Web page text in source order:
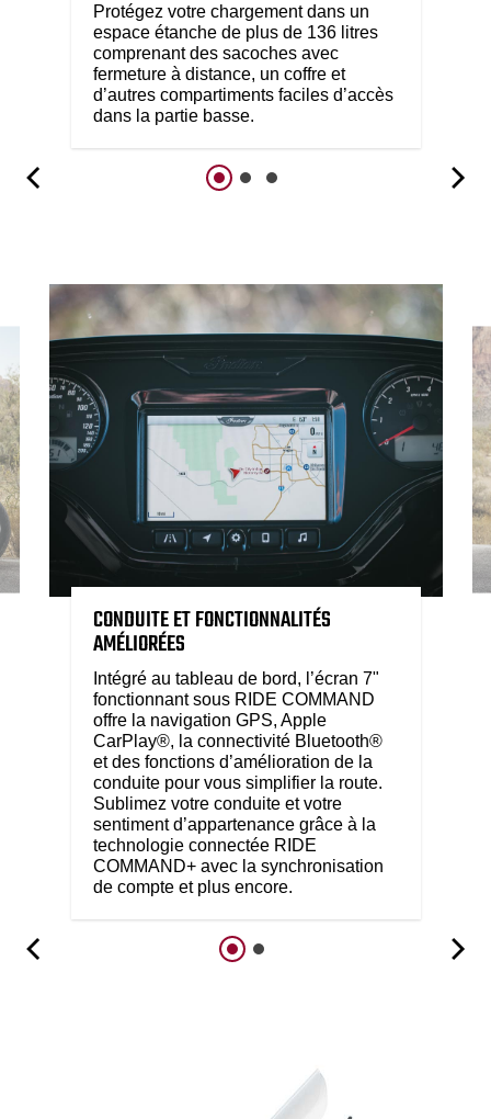
Protégez votre chargement dans un
espace étanche de plus de 136 litres
comprenant des sacoches avec
fermeture à distance, un coffre et
d’autres compartiments faciles d’accès
dans la partie basse.
CONDUITE ET FONCTIONNALITÉS
AMÉLIORÉES
Intégré au tableau de bord, l’écran 7"
fonctionnant sous RIDE COMMAND
offre la navigation GPS, Apple
CarPlay®, la connectivité Bluetooth®
et des fonctions d’amélioration de la
conduite pour vous simplifier la route.
Sublimez votre conduite et votre
sentiment d’appartenance grâce à la
technologie connectée RIDE
COMMAND+ avec la synchronisation
de compte et plus encore.